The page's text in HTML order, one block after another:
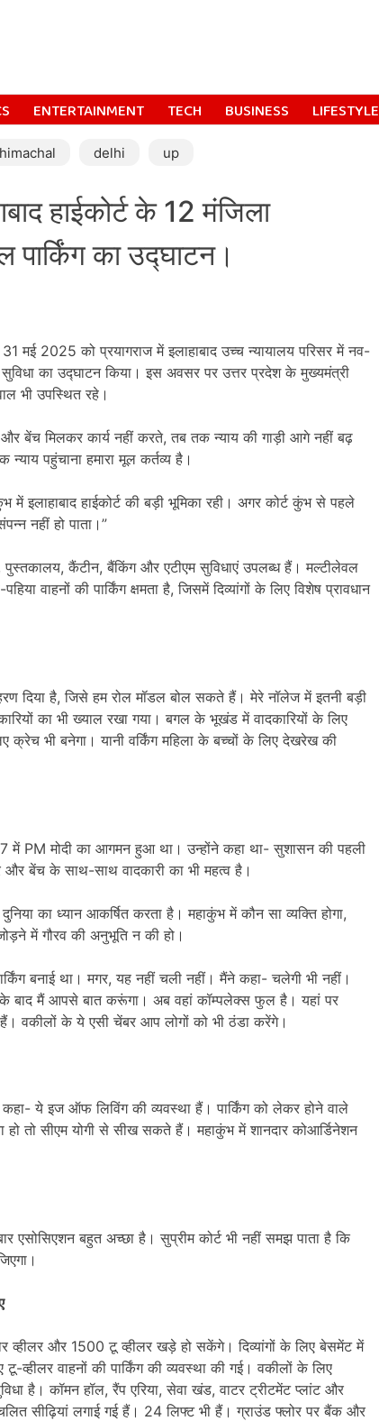
ENTERTAINMENT TECH BUSINESS LIFESTYLE
himachal delhi up
हाईकोर्ट के 12 मंजिला
का उद्घाटन।
मई 2025 को प्रयागराज में इलाहाबाद उच्च न्यायालय परिसर में नव-
सुविधा का उद्घाटन किया। इस अवसर पर उत्तर प्रदेश के मुख्यमंत्री
भी उपस्थित रहे।
बेंच मिलकर कार्य नहीं करते, तब तक न्याय की गाड़ी आगे नहीं बढ़
पहुंचाना हमारा मूल कर्तव्य है।
इलाहाबाद हाईकोर्ट की बड़ी भूमिका रही। अगर कोर्ट कुंभ से पहले
नहीं हो पाता।”
पुस्तकालय, कैंटीन, बैंकिंग और एटीएम सुविधाएं उपलब्ध हैं। मल्टीलेवल
वाहनों की पार्किंग क्षमता है, जिसमें दिव्यांगों के लिए विशेष प्रावधान
दिया है, जिसे हम रोल मॉडल बोल सकते हैं। मेरे नॉलेज में इतनी बड़ी
का भी ख्याल रखा गया। बगल के भूखंड में वादकारियों के लिए
भी बनेगा। यानी वर्किंग महिला के बच्चों के लिए देखरेख की
में PM मोदी का आगमन हुआ था। उन्होंने कहा था- सुशासन की पहली
बेंच के साथ-साथ वादकारी का भी महत्व है।
का ध्यान आकर्षित करता है। महाकुंभ में कौन सा व्यक्ति होगा,
में गौरव की अनुभूति न की हो।
बनाई था। मगर, यह नहीं चली नहीं। मैंने कहा- चलेगी भी नहीं।
बाद मैं आपसे बात करूंगा। अब वहां कॉम्पलेक्स फुल है। यहां पर
वकीलों के ये एसी चेंबर आप लोगों को भी ठंडा करेंगे।
कहा- ये इज ऑफ लिविंग की व्यवस्था हैं। पार्किंग को लेकर होने वाले
तो सीएम योगी से सीख सकते हैं। महाकुंभ में शानदार कोआर्डिनेशन
एसोसिएशन बहुत अच्छा है। सुप्रीम कोर्ट भी नहीं समझ पाता है कि
व्हीलर और 1500 टू व्हीलर खड़े हो सकेंगे। दिव्यांगों के लिए बेसमेंट में
टू-व्हीलर वाहनों की पार्किंग की व्यवस्था की गई। वकीलों के लिए
है। कॉमन हॉल, रैंप एरिया, सेवा खंड, वाटर ट्रीटमेंट प्लांट और
सीढ़ियां लगाई गई हैं। 24 लिफ्ट भी हैं। ग्राउंड फ्लोर पर बैंक और